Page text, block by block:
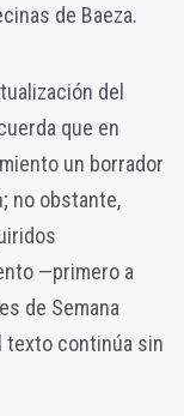
de Baeza.
del
que en
un borrador
no obstante,
—primero a
de Semana
texto continúa sin